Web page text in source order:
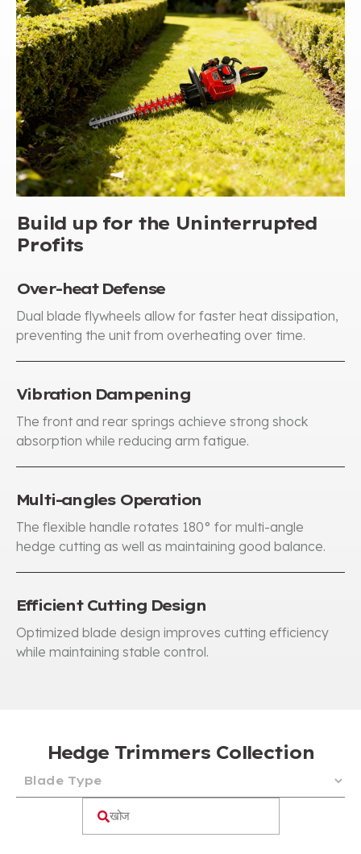
Build up for the Uninterrupted
Profits
Over-heat Defense​​
Dual blade flywheels allow for faster heat dissipation,
preventing the unit from overheating over time.
Vibration Dampening
The front and rear springs achieve strong shock
absorption while reducing arm fatigue.
Multi-angles Operation
The flexible handle rotates 180° for multi-angle
hedge cutting as well as maintaining good balance.
Efficient Cutting Design
Optimized blade design improves cutting efficiency
while maintaining stable control.
Hedge Trimmers Collection